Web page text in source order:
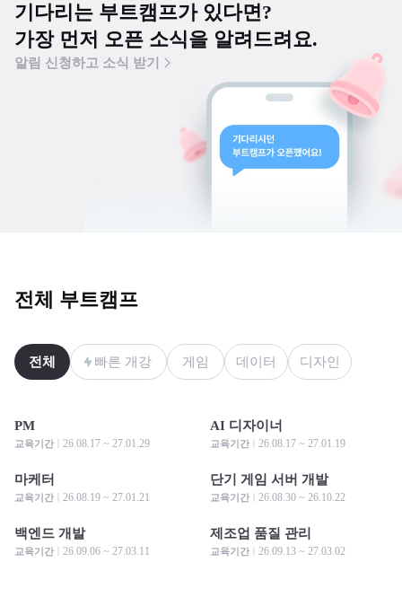
기다리는 부트캠프가 있다면?
가장 먼저 오픈 소식을 알려드려요.
알림 신청하고 소식 받기
전체 부트캠프
전체 빠른 개강 게임 데이터 디자인
모집 중
모집 중
PM
교육기간 26.08.17 ~ 27.01.29
모집 중
모집 중
AI 디자이너
교육기간 26.08.17 ~ 27.01.19
모집 중
모집 중
마케터
교육기간 26.08.19 ~ 27.01.21
모집 중
모집 중
단기 게임 서버 개발
교육기간 26.08.30 ~ 26.10.22
모집 중
모집 중
백엔드 개발
교육기간 26.09.06 ~ 27.03.11
모집 중
모집 중
제조업 품질 관리
교육기간 26.09.13 ~ 27.03.02